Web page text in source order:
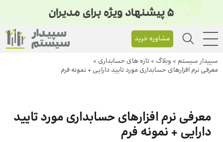
مشاوره خرید
سپیدار سیستم > وبلاگ > تازه های حسابداری >
معرفی نرم افزارهای حسابداری مورد تایید دارایی + نمونه فرم
معرفی نرم افزارهای حسابداری مورد تایید
دارایی + نمونه فرم